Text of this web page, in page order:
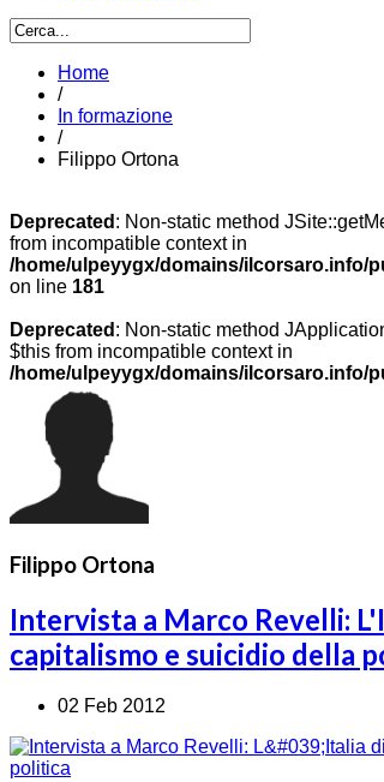
Home
/
In formazione
/
Filippo Ortona
Deprecated : Non-static method
from incompatible context in
/home/ulpeyygx/domains/ilcorsaro.info/
on line 181
Deprecated : Non-static method
$this from incompatible context in
/home/ulpeyygx/domains/ilcorsaro.info/
Filippo Ortona
Intervista a Marco Revelli:
capitalismo e suicidio della
02 Feb 2012